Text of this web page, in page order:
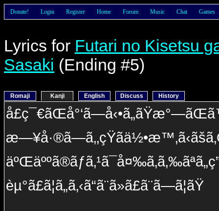
Donate! Login Register Home Forum Music Chat Games
Lyrics for Futari no Kisetsu
Sasaki (Ending #5)
Romaji Kanji English Discuss History
èµ°ã£ã¦ã„ã‚‹ã“ã¨ã»ã£ã¨ã—ã¦ãŸ